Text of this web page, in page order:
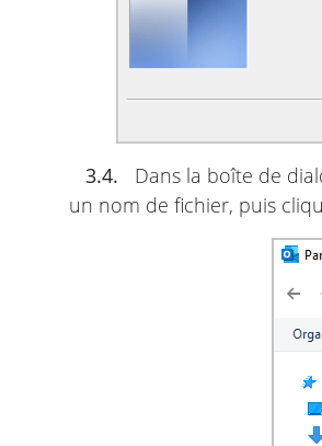
3.4. Dans la boîte de
un nom de fichier, puis